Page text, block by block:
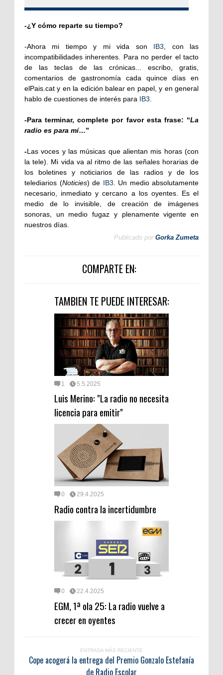
-¿Y cómo reparte su tiempo?
-Ahora mi tiempo y mi vida son IB3 , con las
incompatibilidades inherentes. Para no perder el tacto
de las teclas de las crónicas... escribo, gratis,
comentarios de gastronomía cada quince días en
elPais.cat y en la edición balear en papel, y en general
hablo de cuestiones de interés para IB3
-Para terminar, complete por favor esta frase: “La
radio es para mí…”
-Las voces y las músicas que alientan mis horas (con
la tele). Mi vida va al ritmo de las señales horarias de
los boletines y noticiarios de las radios y de los
telediarios (Noticies) de IB3
Un medio absolutamente
necesario, inmediato y cercano a los oyentes. Es el
medio de lo invisible, de creación de imágenes
sonoras, un medio fugaz y plenamente vigente en
nuestros días.
Publicado por Gorka Zumeta
COMPARTE EN:
TAMBIEN TE PUEDE INTERESAR:
1 5.5.2025
Luis Merino: "La radio no necesita
licencia para emitir"
0 29.4.2025
Radio contra la incertidumbre
0 22.4.2025
EGM, 1ª ola 25: La radio vuelve a
crecer en oyentes
ENTRADA MÁS RECIENTE
Cope acogerá la entrega del Premio Gonzalo Estefanía
de Radio Escolar